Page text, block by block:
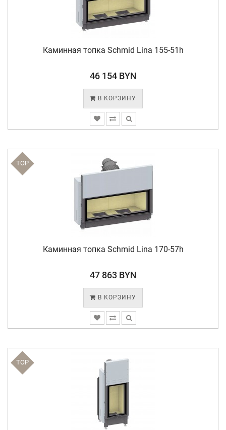
Каминная топка Schmid Lina 155-51h
46 154 BYN
В КОРЗИНУ
TOP
Каминная топка Schmid Lina 170-57h
47 863 BYN
В КОРЗИНУ
TOP